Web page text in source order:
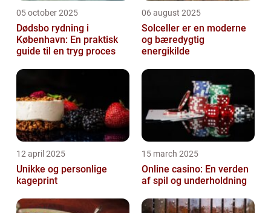
05 october 2025
Dødsbo rydning i
København: En praktisk
guide til en tryg proces
06 august 2025
Solceller er en moderne
og bæredygtig
energikilde
12 april 2025
Unikke og personlige
kageprint
15 march 2025
Online casino: En verden
af spil og underholdning